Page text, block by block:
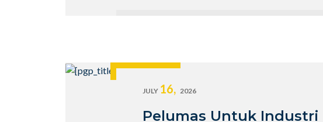
JULY 16, 2026
Pelumas Untuk Industri